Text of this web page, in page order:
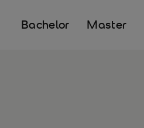
Bachelor Master